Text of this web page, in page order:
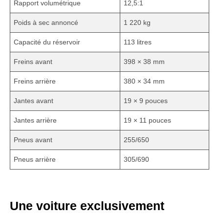
Rapport volumétrique 12,5:1
Poids à sec annoncé 1 220 kg
Capacité du réservoir 113 litres
Freins avant 398 × 38 mm
Freins arrière 380 × 34 mm
Jantes avant 19 × 9 pouces
Jantes arrière 19 × 11 pouces
Pneus avant 255/650
Pneus arrière 305/690
Une voiture exclusivement